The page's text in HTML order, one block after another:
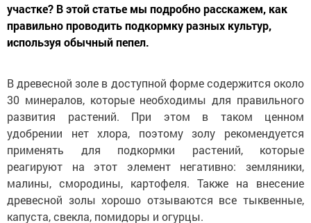
участке? В этой статье мы подробно расскажем, как
правильно проводить подкормку разных культур,
используя обычный пепел.
В древесной золе в доступной форме содержится около
30 минералов, которые необходимы для правильного
развития растений. При этом в таком ценном
удобрении нет хлора, поэтому золу рекомендуется
применять для подкормки растений, которые
реагируют на этот элемент негативно: земляники,
малины, смородины, картофеля. Также на внесение
древесной золы хорошо отзываются все тыквенные,
капуста, свекла, помидоры и огурцы.